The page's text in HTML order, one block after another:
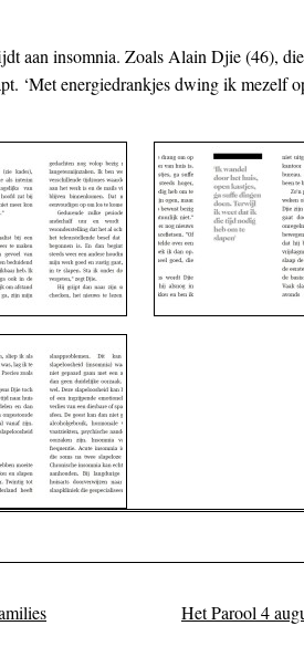
aan insomnia. Zoals Alain Djie (46),
‘Met energiedrankjes dwing ik mezelf
Het Parool 4